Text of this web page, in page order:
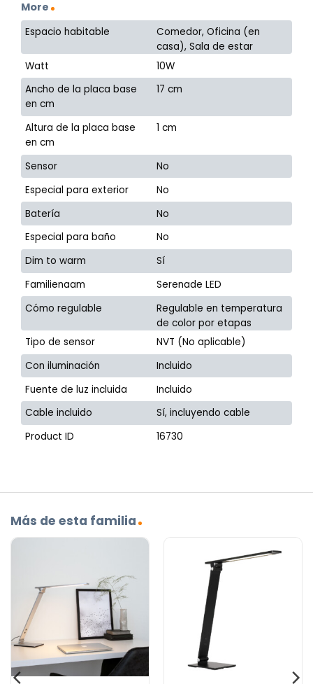
More
Espacio habitable
Comedor, Oficina (en
casa), Sala de estar
Watt
10W
Ancho de la placa base
en cm
17 cm
Altura de la placa base
en cm
1 cm
Sensor
No
Especial para exterior
No
Batería
No
Especial para baño
No
Dim to warm
Sí
Familienaam
Serenade LED
Cómo regulable
Regulable en temperatura
de color por etapas
Tipo de sensor
NVT (No aplicable)
Con iluminación
Incluido
Fuente de luz incluida
Incluido
Cable incluido
Sí, incluyendo cable
Product ID
16730
Más de esta familia